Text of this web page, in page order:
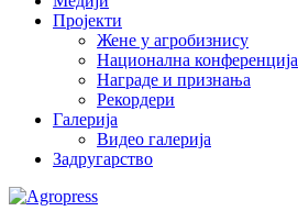
Пројекти
Жене у агробизнису
Национална конференција
Награде и признања
Рекордери
Галерија
Видео галерија
Задругарство